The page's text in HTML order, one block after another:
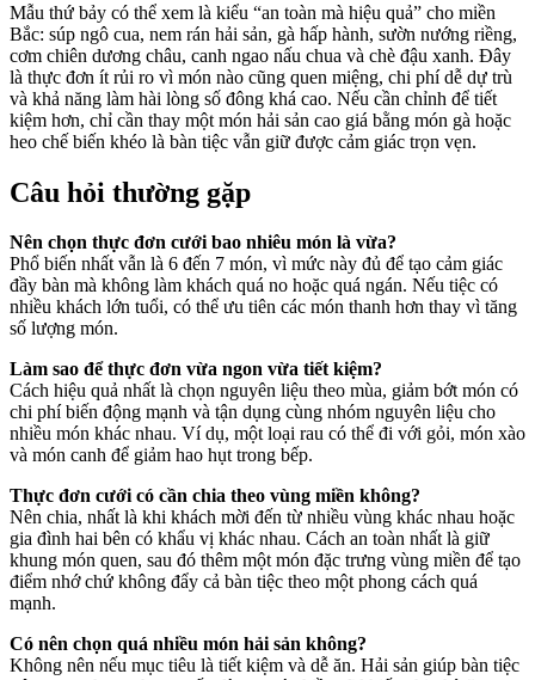
Mẫu thứ bảy có thể xem là kiểu “an toàn mà hiệu quả” cho miền
Bắc: súp ngô cua, nem rán hải sản, gà hấp hành, sườn nướng riềng,
cơm chiên dương châu, canh ngao nấu chua và chè đậu xanh. Đây
là thực đơn ít rủi ro vì món nào cũng quen miệng, chi phí dễ dự trù
và khả năng làm hài lòng số đông khá cao. Nếu cần chỉnh để tiết
kiệm hơn, chỉ cần thay một món hải sản cao giá bằng món gà hoặc
heo chế biến khéo là bàn tiệc vẫn giữ được cảm giác trọn vẹn.
Câu hỏi thường gặp
Nên chọn thực đơn cưới bao nhiêu món là vừa?
Phổ biến nhất vẫn là 6 đến 7 món, vì mức này đủ để tạo cảm giác
đầy bàn mà không làm khách quá no hoặc quá ngán. Nếu tiệc có
nhiều khách lớn tuổi, có thể ưu tiên các món thanh hơn thay vì tăng
số lượng món.
Làm sao để thực đơn vừa ngon vừa tiết kiệm?
Cách hiệu quả nhất là chọn nguyên liệu theo mùa, giảm bớt món có
chi phí biến động mạnh và tận dụng cùng nhóm nguyên liệu cho
nhiều món khác nhau. Ví dụ, một loại rau có thể đi với gỏi, món xào
và món canh để giảm hao hụt trong bếp.
Thực đơn cưới có cần chia theo vùng miền không?
Nên chia, nhất là khi khách mời đến từ nhiều vùng khác nhau hoặc
gia đình hai bên có khẩu vị khác nhau. Cách an toàn nhất là giữ
khung món quen, sau đó thêm một món đặc trưng vùng miền để tạo
điểm nhớ chứ không đẩy cả bàn tiệc theo một phong cách quá
mạnh.
Có nên chọn quá nhiều món hải sản không?
Không nên nếu mục tiêu là tiết kiệm và dễ ăn. Hải sản giúp bàn tiệc